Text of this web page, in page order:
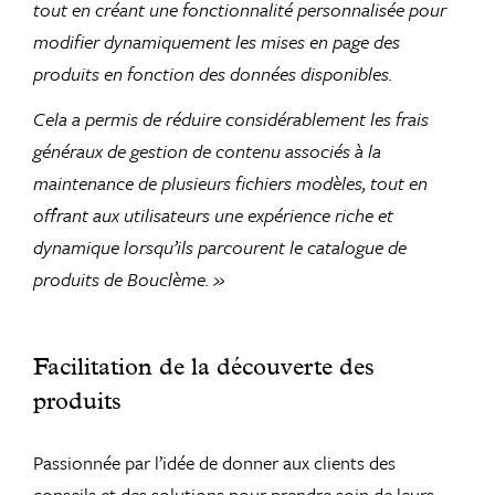
tout en créant une fonctionnalité personnalisée pour
modifier dynamiquement les mises en page des
produits en fonction des données disponibles.
Cela a permis de réduire considérablement les frais
généraux de gestion de contenu associés à la
maintenance de plusieurs fichiers modèles, tout en
offrant aux utilisateurs une expérience riche et
dynamique lorsqu’ils parcourent le catalogue de
produits de Bouclème. »
Facilitation de la découverte des
produits
Passionnée par l’idée de donner aux clients des